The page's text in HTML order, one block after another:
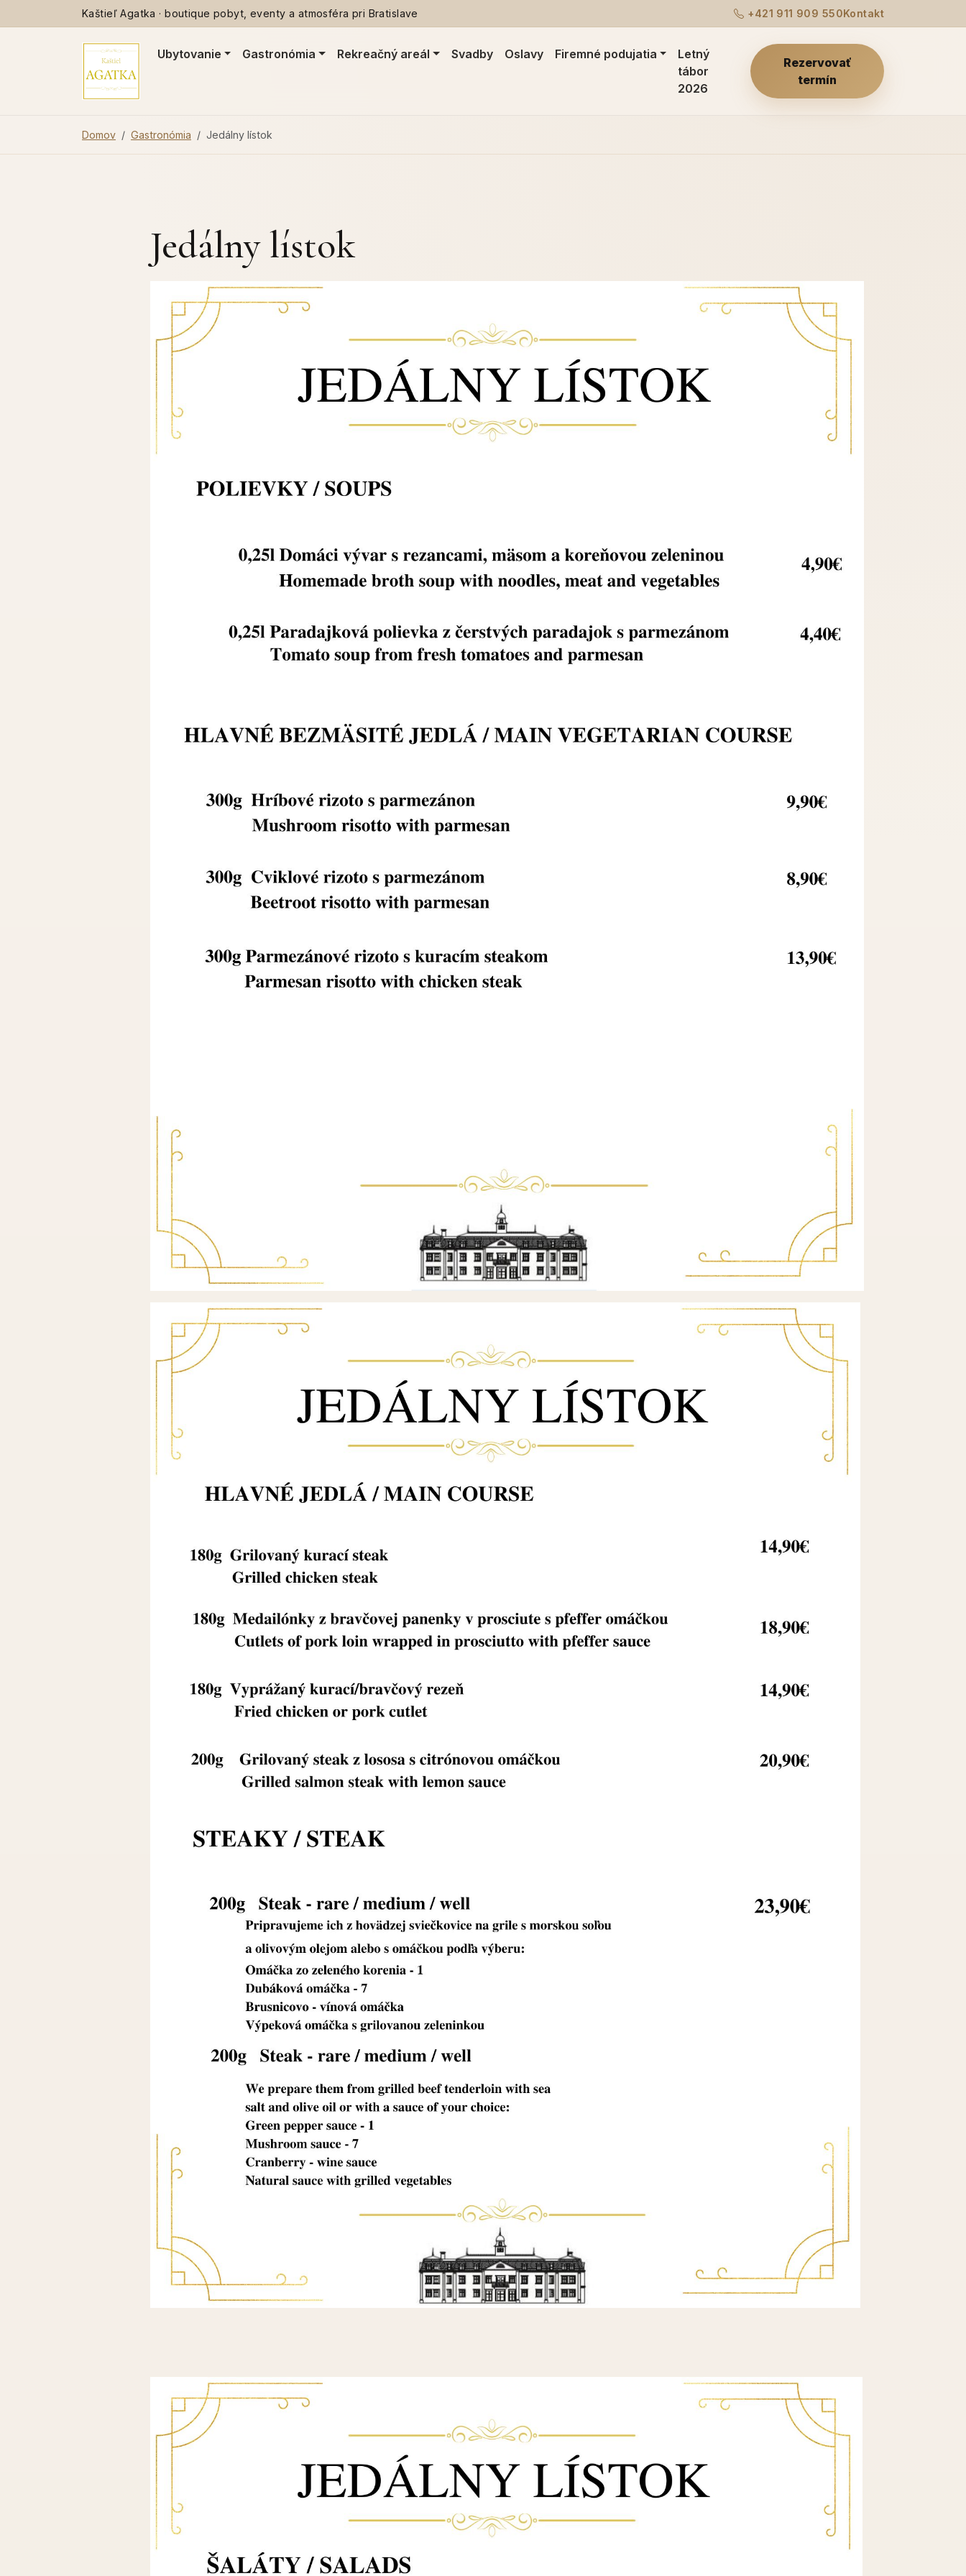
Kaštieľ Agatka · boutique pobyt, eventy a atmosféra pri Bratislave +421 911 909 550Kontakt
Ubytovanie Gastronómia Rekreačný areál Svadby Oslavy Firemné podujatia
Letný
tábor
2026
Rezervovať
termín
Domov Gastronómia Jedálny lístok
Jedálny lístok